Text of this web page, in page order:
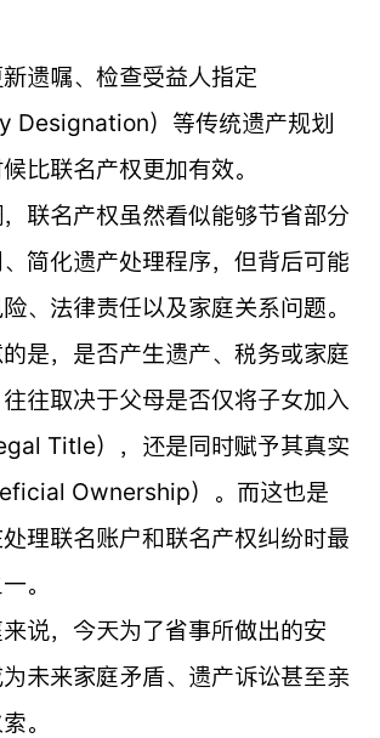
遗嘱、检查受益人指定
Designation）等传统遗产规划
比联名产权更加有效。
联名产权虽然看似能够节省部分
简化遗产处理程序，但背后可能
、法律责任以及家庭关系问题。
是，是否产生遗产、税务或家庭
往取决于父母是否仅将子女加入
Title），还是同时赋予其真实
Ownership）。而这也是
理联名账户和联名产权纠纷时最
。
说，今天为了省事所做出的安
未来家庭矛盾、遗产诉讼甚至亲
。